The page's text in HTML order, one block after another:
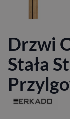
Drzwi
Stała